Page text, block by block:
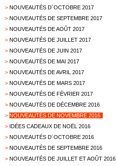
> NOUVEAUTÉS D´OCTOBRE 2017
> NOUVEAUTÉS DE SEPTEMBRE 2017
> NOUVEAUTÉS DE AOÛT 2017
> NOUVEAUTÉS DE JUILLET 2017
> NOUVEAUTÉS DE JUIN 2017
> NOUVEAUTÉS DE MAI 2017
> NOUVEAUTÉS DE AVRIL 2017
> NOUVEAUTÉS DE MARS 2017
> NOUVEAUTÉS DE FÉVRIER 2017
> NOUVEAUTÉS DE DÉCEMBRE 2016
> NOUVEAUTÉS DE NOVEMBRE 2016
> IDÉES CADEAUX DE NOËL 2016
> NOUVEAUTÉS D´OCTOBRE 2016
> NOUVEAUTÉS DE SEPTEMBRE 2016
> NOUVEAUTÉS DE JUILLET ET AOÛT 2016